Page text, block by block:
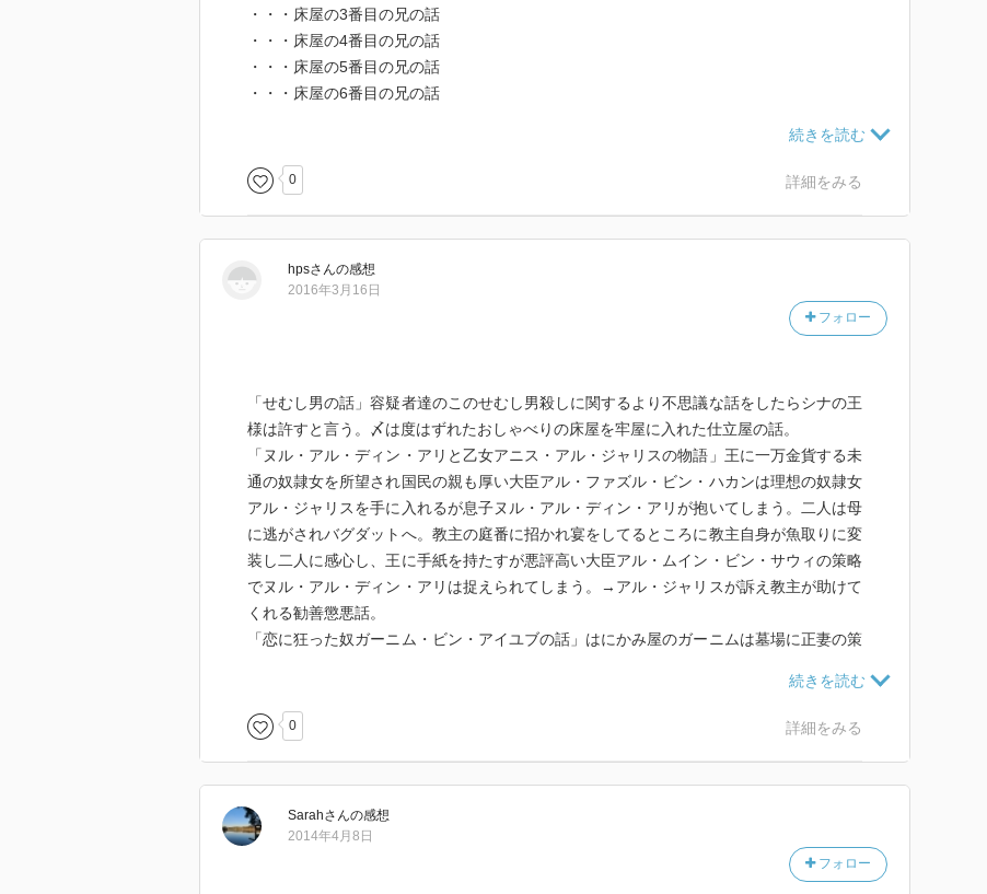
・・・床屋の3番目の兄の話
・・・床屋の4番目の兄の話
・・・床屋の5番目の兄の話
・・・床屋の6番目の兄の話
・ヌル・アル・ディン・アリと乙女アニス・アル・ジャリスの物語
・・2番目の宦官カフルの話
・オマル・ビン・アル・ヌウマン王と2人の息子シャルルカンとザウ・アル・マカンの物
0 詳細をみる
hpsさんの感想
フォロー
2016年3月16日
「せむし男の話」容疑者達のこのせむし男殺しに関するより不思議な話をしたらシナの王
様は許すと言う。〆は度はずれたおしゃべりの床屋を牢屋に入れた仕立屋の話。
「ヌル・アル・ディン・アリと乙女アニス・アル・ジャリスの物語」王に一万金貨する未
通の奴隷女を所望され国民の親も厚い大臣アル・ファズル・ビン・ハカンは理想の奴隷女
アル・ジャリスを手に入れるが息子ヌル・アル・ディン・アリが抱いてしまう。二人は母
に逃がされバグダットへ。教主の庭番に招かれ宴をしてるところに教主自身が魚取りに変
装し二人に感心し、王に手紙を持たすが悪評高い大臣アル・ムイン・ビン・サウィの策略
でヌル・アル・ディン・アリは捉えられてしまう。→アル・ジャリスが訴え教主が助けて
くれる勧善懲悪話。
「恋に狂った奴ガーニム・ビン・アイユブの話」はにかみ屋のガーニムは墓場に正妻の策
正体を知り抱かない。ガーニムはお尋ねの身となり母と妹ともそれと知らず病院で世話に
なるが最後は大君に許されたクト・アル・クルブと再会し結婚する。
「オマル王とふたりの息子の物語」オマル王はシャルルカンという強者の息子がいるが、
オマル王が睡姦してしまい、彼女は国に帰ろうとするも連れた奴隷に殺される。
シャルルカンは弟たちへの嫉妬の不安を父に打ち明け、ダマスクスの城へ移る。
双子はメッカへ巡礼へ行きたく父に隠れて向かう途中行方不明になり、弟は釜炊き男に可
0 詳細をみる
Sarahさんの感想
フォロー
2014年4月8日